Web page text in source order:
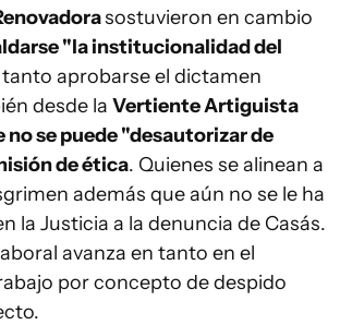
sostuvieron en cambio
"la institucionalidad del
aprobarse el dictamen
desde la Vertiente Artiguista
no se puede "desautorizar de
de ética. Quienes se alinean a
además que aún no se le ha
la Justicia a la denuncia de Casás.
avanza en tanto en el
por concepto de despido